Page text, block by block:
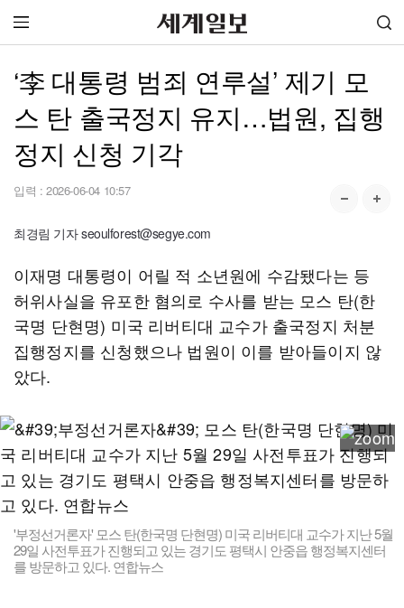
‘李 대통령 범죄 연루설’ 제기 모
스 탄 출국정지 유지…법원, 집행
정지 신청 기각
입력 : 2026-06-04 10:57
최경림 기자 seoulforest@segye.com
이재명 대통령이 어릴 적 소년원에 수감됐다는 등
허위사실을 유포한 혐의로 수사를 받는 모스 탄(한
국명 단현명) 미국 리버티대 교수가 출국정지 처분
집행정지를 신청했으나 법원이 이를 받아들이지 않
았다.
'부정선거론자' 모스 탄(한국명 단현명) 미국 리버티대 교수가 지난 5월
29일 사전투표가 진행되고 있는 경기도 평택시 안중읍 행정복지센터
를 방문하고 있다. 연합뉴스